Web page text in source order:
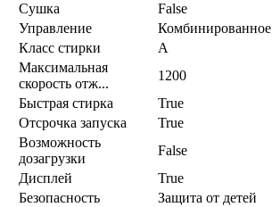
Сушка
False
Управление
Комбинированное
Класс стирки
A
Максимальная
скорость отж...
1200
Быстрая стирка
True
Отсрочка запуска
True
Возможность
дозагрузки
False
Дисплей
True
Безопасность
Защита от детей